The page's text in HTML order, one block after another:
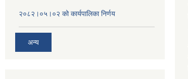
२०८२।०५।०२ को कार्यपालिका निर्णय
अन्य